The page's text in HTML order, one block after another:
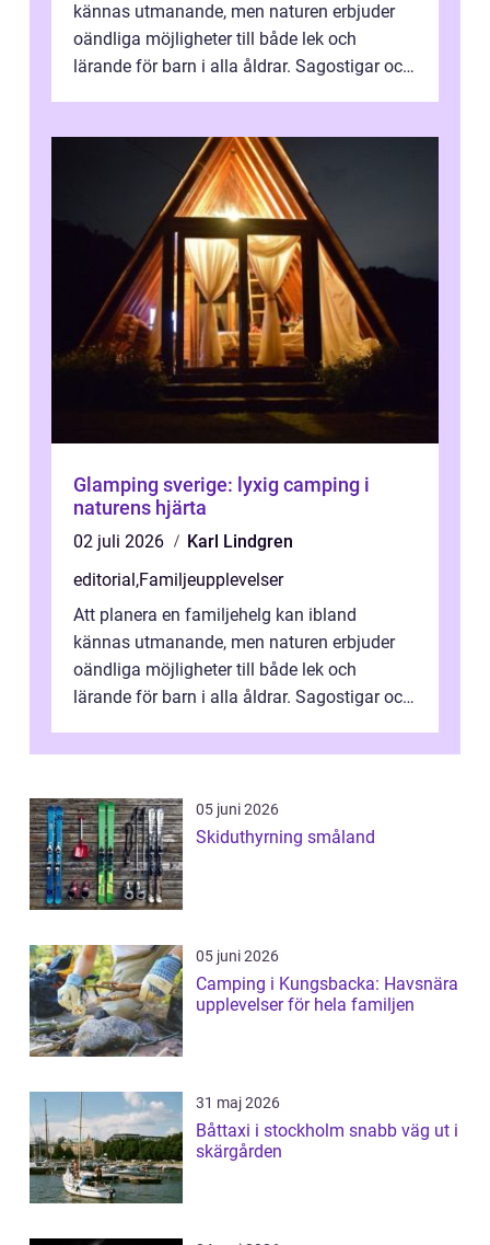
kännas utmanande, men naturen erbjuder
oändliga möjligheter till både lek och
lärande för barn i alla åldrar. Sagostigar och
Glamping sverige: lyxig camping i
naturens hjärta
02 juli 2026
Karl Lindgren
editorial ,Familjeupplevelser
Att planera en familjehelg kan ibland
kännas utmanande, men naturen erbjuder
oändliga möjligheter till både lek och
lärande för barn i alla åldrar. Sagostigar och
05 juni 2026
Skiduthyrning småland
05 juni 2026
Camping i Kungsbacka: Havsnära
upplevelser för hela familjen
31 maj 2026
Båttaxi i stockholm snabb väg ut i
skärgården